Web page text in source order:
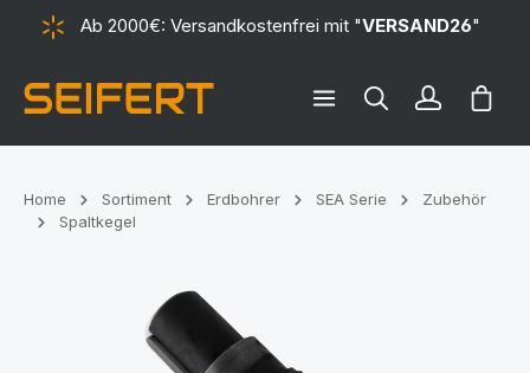
springenAb 2000€: Versandkostenfrei mit "VERSAND26"
Home Sortiment Erdbohrer SEA Serie
Zubehör
Spaltkegel
Bildergalerie überspringen